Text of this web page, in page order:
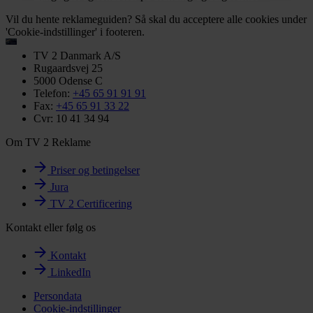
Vil du hente reklameguiden? Så skal du acceptere alle cookies under
'Cookie-indstillinger' i footeren.
TV 2 Danmark A/S
Rugaardsvej 25
5000 Odense C
Telefon: +45 65 91 91 91
Fax: +45 65 91 33 22
Cvr: 10 41 34 94
Om TV 2 Reklame
Priser og betingelser
Jura
TV 2 Certificering
Kontakt eller følg os
Kontakt
LinkedIn
Persondata
Cookie-indstillinger